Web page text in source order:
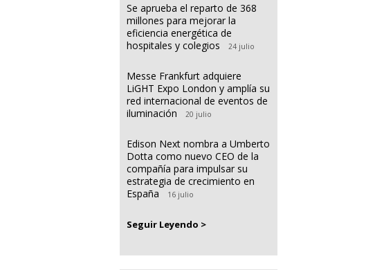
Se aprueba el reparto de 368
millones para mejorar la
eficiencia energética de
hospitales y colegios
24 julio
Messe Frankfurt adquiere
LiGHT Expo London y amplía su
red internacional de eventos de
iluminación
20 julio
Edison Next nombra a Umberto
Dotta como nuevo CEO de la
compañía para impulsar su
estrategia de crecimiento en
España
16 julio
Seguir Leyendo >